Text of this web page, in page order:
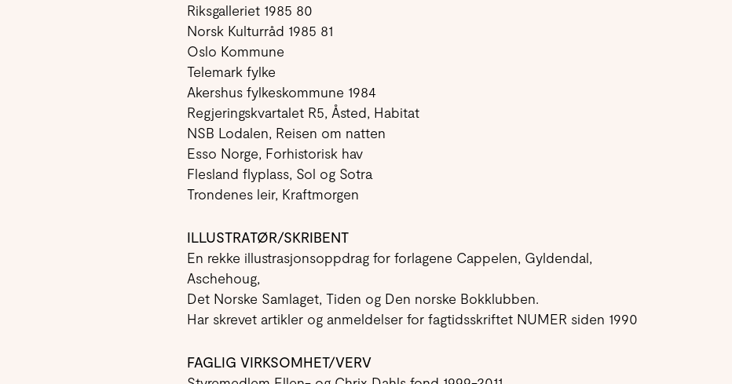
Riksgalleriet 1985 80
Norsk Kulturråd 1985 81
Oslo Kommune
Telemark fylke
Akershus fylkeskommune 1984
Regjeringskvartalet R5, Åsted, Habitat
NSB Lodalen, Reisen om natten
Esso Norge, Forhistorisk hav
Flesland flyplass, Sol og Sotra
Trondenes leir, Kraftmorgen
ILLUSTRATØR/SKRIBENT
En rekke illustrasjonsoppdrag for forlagene Cappelen, Gyldendal,
Aschehoug,
Det Norske Samlaget, Tiden og Den norske Bokklubben.
Har skrevet artikler og anmeldelser for fagtidsskriftet NUMER siden 1990
FAGLIG VIRKSOMHET/VERV